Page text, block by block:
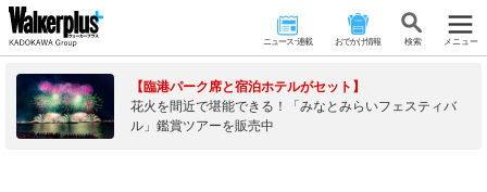
ニュース･連載 おでかけ情報 検 索 メニュー
【臨港パーク席と宿泊ホテルがセット】
花火を間近で堪能できる！「みなとみらいフェスティバ
ル」鑑賞ツアーを販売中